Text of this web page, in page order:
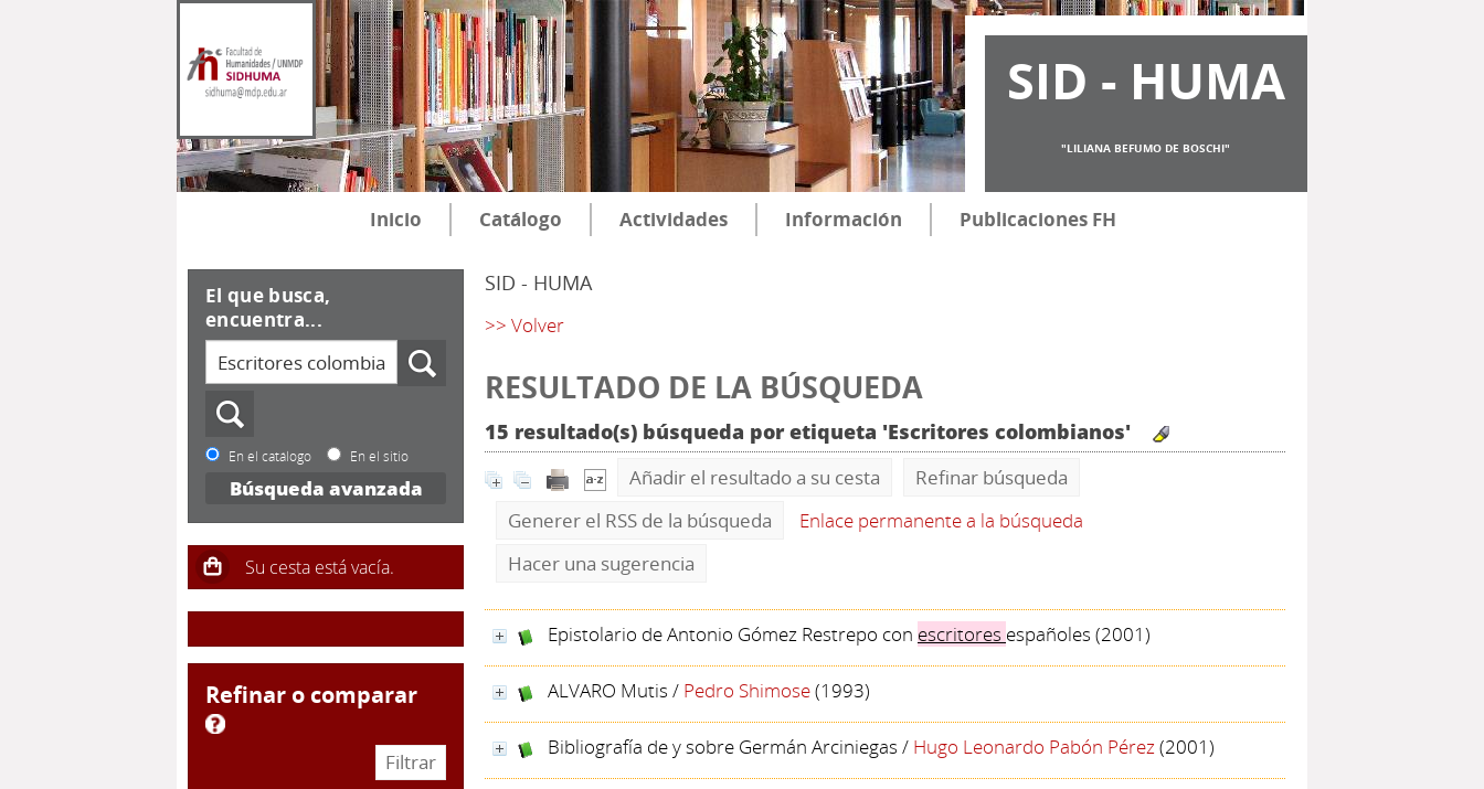
SID - HUMA
"LILIANA BEFUMO DE BOSCHI"
Inicio Catálogo Actividades Información Publicaciones FH
SID - HUMA
>> Volver
RESULTADO DE LA BÚSQUEDA
15 resultado(s) búsqueda por etiqueta 'Escritores colombianos'
Añadir el resultado a su cesta
Refinar búsqueda
Generer el RSS de la búsqueda
Enlace permanente a la búsqueda
Hacer una sugerencia
Epistolario de Antonio Gómez Restrepo con escritores españoles (2001)
ALVARO Mutis / Pedro Shimose(1993)
Bibliografía de y sobre Germán Arciniegas / Hugo Leonardo Pabón Pérez(2001)
El que busca,
encuentra...
En el catálogo En el sitio
Búsqueda avanzada
refinar o comparar